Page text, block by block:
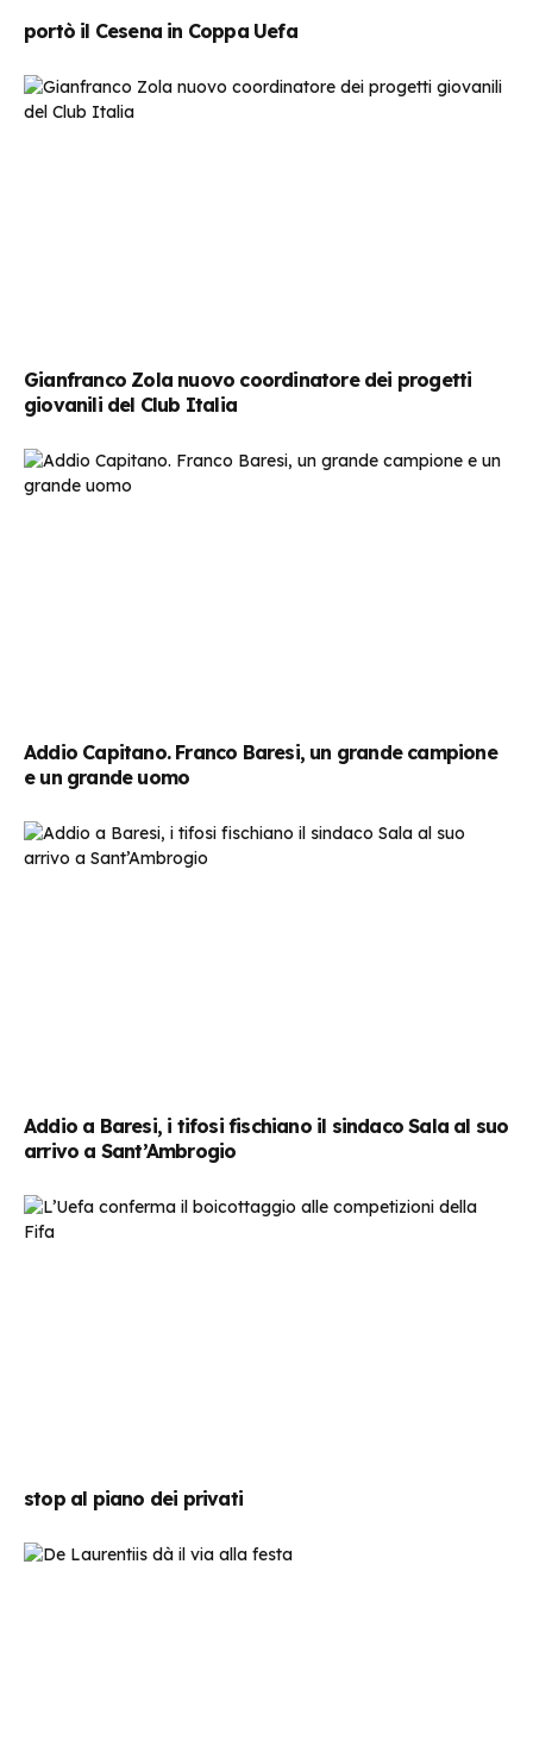
portò il Cesena in Coppa Uefa
Gianfranco Zola nuovo coordinatore dei progetti
giovanili del Club Italia
Addio Capitano. Franco Baresi, un grande campione
e un grande uomo
Addio a Baresi, i tifosi fischiano il sindaco Sala al suo
arrivo a Sant’Ambrogio
stop al piano dei privati